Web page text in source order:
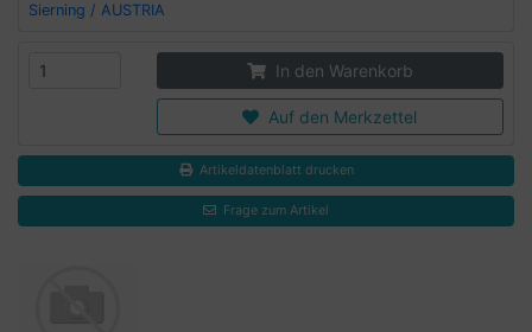
Sierning / AUSTRIA
In den Warenkorb
Auf den Merkzettel
Artikeldatenblatt drucken
Frage zum Artikel